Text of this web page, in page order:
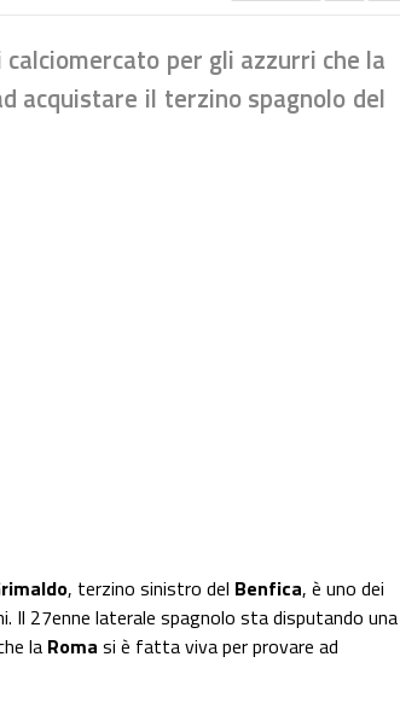
per gli azzurri che la
acquistare il terzino spagnolo del
, terzino sinistro del Benfica, è uno dei
Il 27enne laterale spagnolo sta disputando una
la Roma si è fatta viva per provare ad